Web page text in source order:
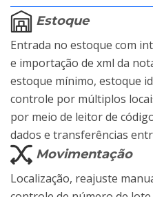
Estoque
Entrada no estoque com
e importação de xml da
estoque mínimo, estoque
controle por múltiplos
por meio de leitor de
dados e transferências
Movimentação
Localização, reajuste